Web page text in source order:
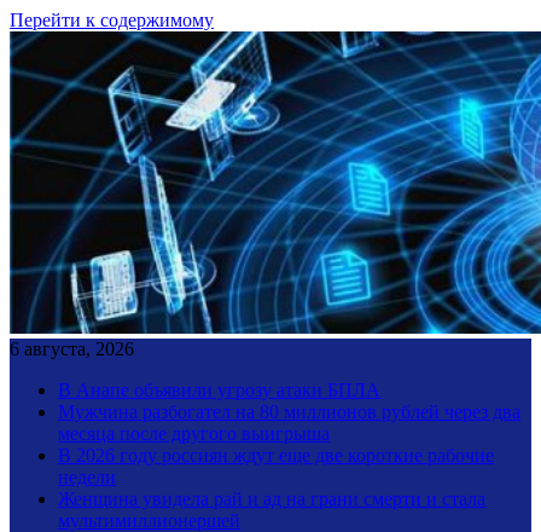
Перейти к содержимому
6 августа, 2026
В Анапе объявили угрозу атаки БПЛА
Мужчина разбогател на 80 миллионов рублей через два
месяца после другого выигрыша
В 2026 году россиян ждут еще две короткие рабочие
недели
Женщина увидела рай и ад на грани смерти и стала
мультимиллионершей